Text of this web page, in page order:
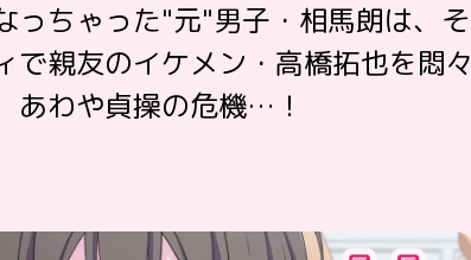
っちゃった"元"男子・相馬朗は、そ
で親友のイケメン・高橋拓也を悶々
あわや貞操の危機…！